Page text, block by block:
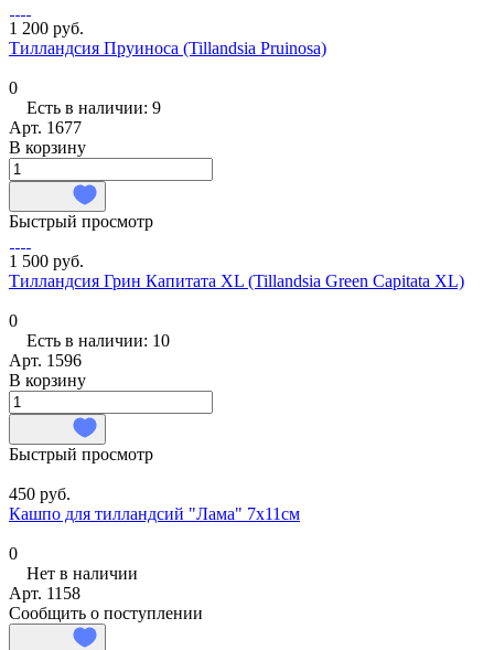
1 200 руб.
Тилландсия Пруиноса (Tillandsia Pruinosa)
0
Есть в наличии: 9
Арт. 1677
В корзину
Быстрый просмотр
1 500 руб.
Тилландсия Грин Капитата XL (Tillandsia Green Capitata XL)
0
Есть в наличии: 10
Арт. 1596
В корзину
Быстрый просмотр
450 руб.
Кашпо для тилландсий "Лама" 7х11см
0
Нет в наличии
Арт. 1158
Сообщить о поступлении